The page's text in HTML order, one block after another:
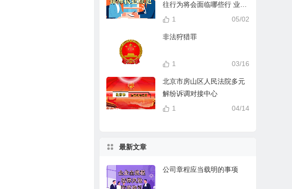
往行为将会面临哪些行 业处
分？
05/02
1
非法狩猎罪
03/16
1
北京市房山区人民法院多元
解纷诉调对接中心
04/14
1
最新文章
公司章程应当载明的事项